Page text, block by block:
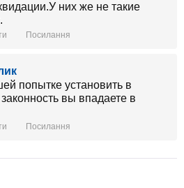
них же не такие
Посилання
попытке установить в
вы впадаете в
Посилання